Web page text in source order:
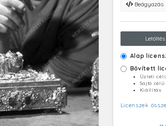
Beágyazás
Letöltés
Alap
Bővített
Üzleti
Sajtó
Kiállítás
Licenszek